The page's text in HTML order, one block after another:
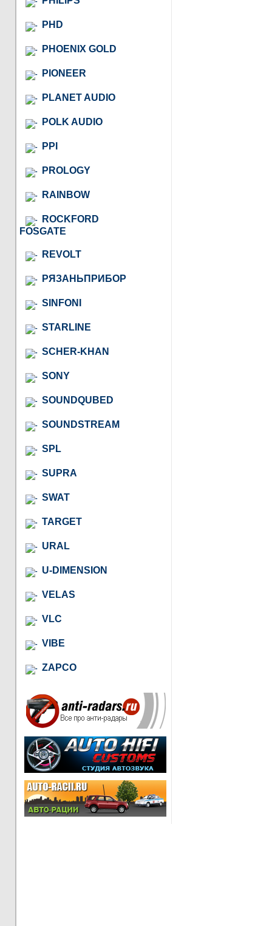
PHD
PHOENIX GOLD
PIONEER
PLANET AUDIO
POLK AUDIO
PPI
PROLOGY
RAINBOW
ROCKFORD
FOSGATE
REVOLT
РЯЗАНЬПРИБОР
SINFONI
STARLINE
SCHER-KHAN
SONY
SOUNDQUBED
SOUNDSTREAM
SPL
SUPRA
SWAT
TARGET
URAL
U-DIMENSION
VELAS
VLC
VIBE
ZAPCO